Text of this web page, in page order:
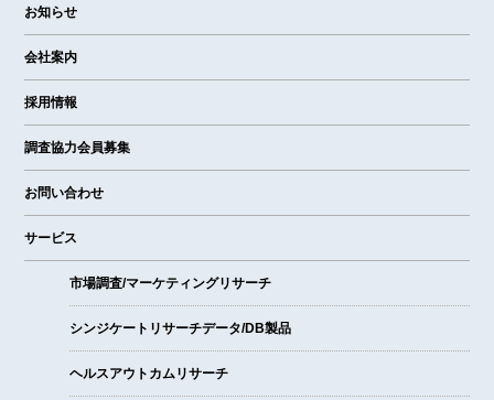
お知らせ
会社案内
採用情報
調査協力会員募集
お問い合わせ
サービス
市場調査/マーケティングリサーチ
シンジケートリサーチデータ/DB製品
ヘルスアウトカムリサーチ